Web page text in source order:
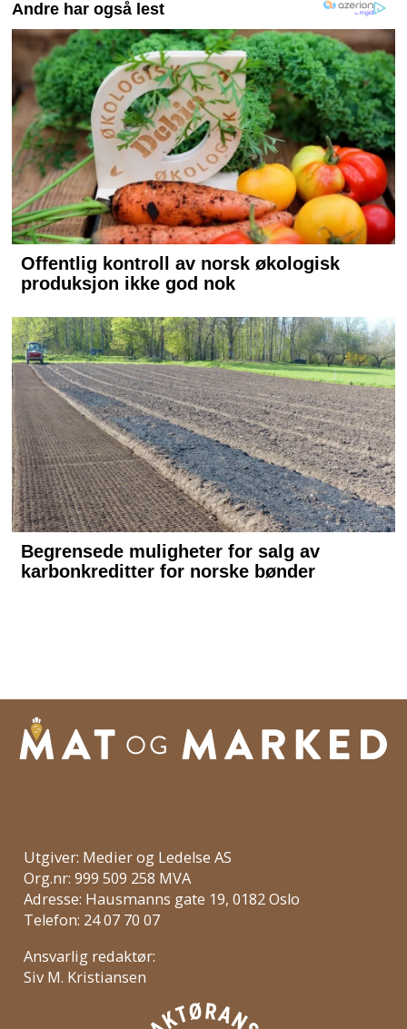
Utgiver: Medier og Ledelse AS
Org.nr: 999 509 258 MVA
Adresse: Hausmanns gate 19, 0182 Oslo
Telefon: 24 07 70 07
Ansvarlig redaktør:
Siv M. Kristiansen